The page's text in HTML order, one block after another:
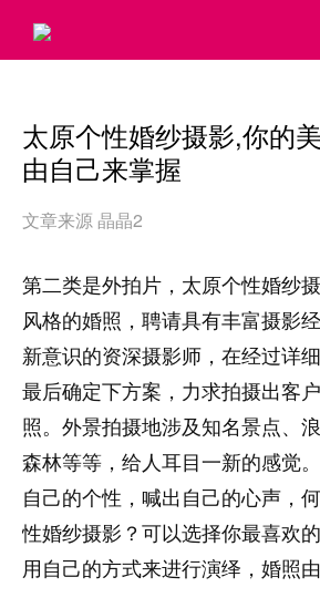
太原个性婚纱摄影,你的
由自己来掌握
文章来源 晶晶2
第二类是外拍片，太原个性婚纱
风格的婚照，聘请具有丰富摄影
新意识的资深摄影师，在经过详
最后确定下方案，力求拍摄出客
照。外景拍摄地涉及知名景点、
森林等等，给人耳目一新的感觉
自己的个性，喊出自己的心声，
性婚纱摄影？可以选择你最喜欢
用自己的方式来进行演绎，婚照由